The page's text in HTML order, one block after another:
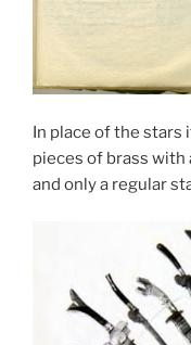
In place of the stars
pieces of brass
and only a regular